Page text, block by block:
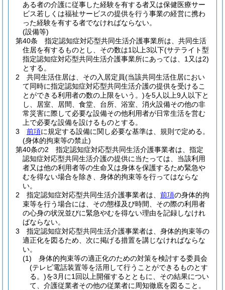
ある者の介護に従事した経験を有する者又は保健医療サー
ビス若しくは福祉サービスの提供を行う事業の経営に携わ
った経験を有する者でなければならない。
(設備等)
第40条
指定認知症対応型共同生活介護事業所は、共同生活
住居を有するものとし、その数は1以上3以下(サテライト型
指定認知症対応型共同生活介護事業所にあっては、1又は2)
とする。
2
共同生活住居は、その入居定員(当該共同生活住居におい
て同時に指定認知症対応型共同生活介護の提供を受けるこ
とができる利用者の数の上限をいう。)を5人以上9人以下と
し、居室、居間、食堂、台所、浴室、消火設備その他の非
常災害に際して必要な設備その他利用者が日常生活を営む
上で必要な設備を設けるものとする。
3
前項に規定する設備に関し必要な基準は、規則で定める。
(身体的拘束等の禁止)
第40条の2
指定認知症対応型共同生活介護事業者は、指定
認知症対応型共同生活介護の提供に当たっては、当該利用
者又は他の利用者等の生命又は身体を保護するため緊急や
むを得ない場合を除き、身体的拘束等を行ってはならな
い。
2
指定認知症対応型共同生活介護事業者は、 前項の身体的拘
束等を行う場合には、その態様及び時間、その際の利用者
の心身の状況並びに緊急やむを得ない理由を記録しなけれ
ばならない。
3
指定認知症対応型共同生活介護事業者は、身体的拘束等の
適正化を図るため、次に掲げる措置を講じなければならな
い。
(1)
身体的拘束等の適正化のための対策を検討する委員会
(テレビ電話装置等を活用して行うことができるものとす
る。)を3月に1回以上開催するとともに、その結果につい
て、介護従業者その他の従業者に周知徹底を図ること。